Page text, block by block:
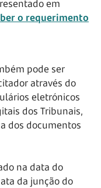
em
o requerimento
pode ser
através do
eletrónicos
dos Tribunais,
dos documentos
na data do
da junção do